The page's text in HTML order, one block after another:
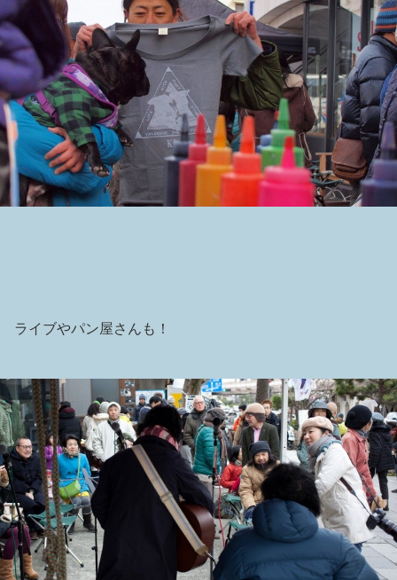
ライブやパン屋さんも！